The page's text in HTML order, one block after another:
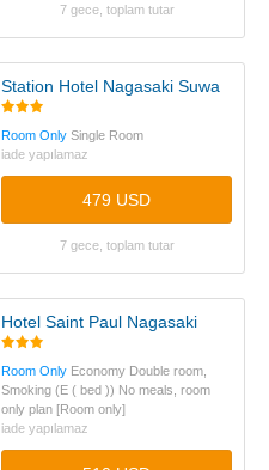
7 gece, toplam tutar
Station Hotel Nagasaki Suwa
Room Only Single Room
iade yapılamaz
479 USD
7 gece, toplam tutar
Hotel Saint Paul Nagasaki
Room Only Economy Double room,
Smoking (E ( bed )) No meals, room
only plan [Room only]
iade yapılamaz